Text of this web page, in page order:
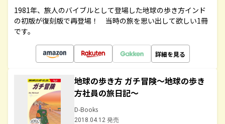
1981年、旅人のバイブルとして登場した地球の歩き方インド
の初版が復刻版で再登場！ 当時の旅を思い出して欲しい1冊
です。
詳細を見る
地球の歩き方 ガチ冒険～地球の歩き
方社員の旅日記～
D-Books
2018.04.12 発売